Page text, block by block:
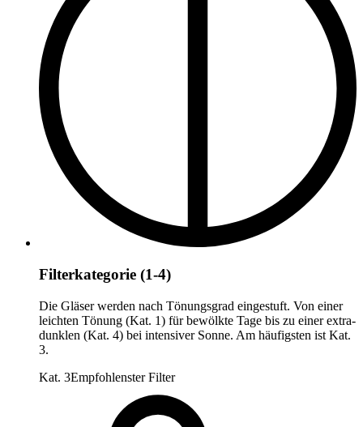
Filterkategorie (1-4)
Die Gläser werden nach Tönungsgrad eingestuft. Von einer
leichten Tönung (Kat. 1) für bewölkte Tage bis zu einer extra-
dunklen (Kat. 4) bei intensiver Sonne. Am häufigsten ist Kat.
3.
Kat. 3Empfohlenster Filter